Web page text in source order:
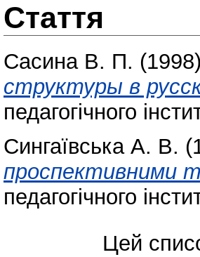
Стаття
Сасина В. П. (1998)
структуры в
педагогічного
Сингаївська А. В.
проспективними
педагогічного
Цей